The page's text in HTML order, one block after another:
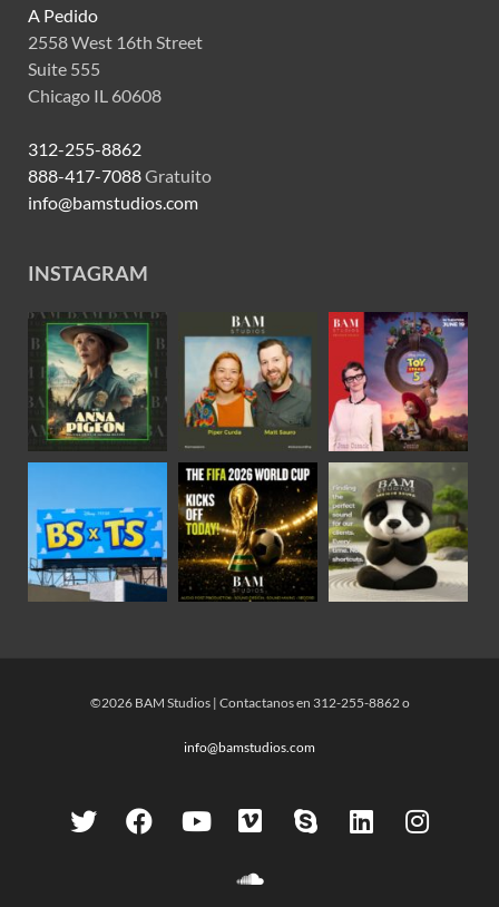
A Pedido
2558 West 16th Street
Suite 555
Chicago IL 60608
312-255-8862
888-417-7088Gratuito
info@bamstudios.com
INSTAGRAM
©2026 BAM Studios | Contactanos en 312-255-8862 o
info@bamstudios.com